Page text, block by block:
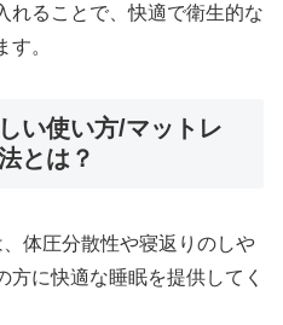
れることで、快適で衛生的な
。
い使い方/マットレ
とは？
体圧分散性や寝返りのしや
に快適な睡眠を提供してく